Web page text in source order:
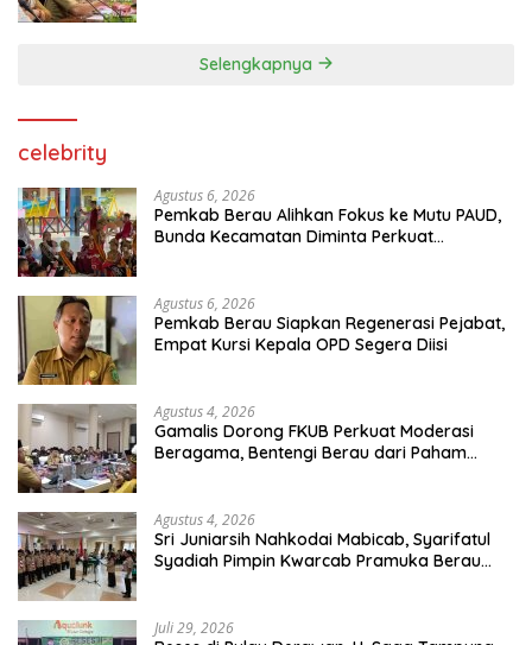
Selengkapnya
celebrity
Agustus 6, 2026
Pemkab Berau Alihkan Fokus ke Mutu PAUD,
Bunda Kecamatan Diminta Perkuat
Agustus 6, 2026
Pemkab Berau Siapkan Regenerasi Pejabat,
Empat Kursi Kepala OPD Segera Diisi
Agustus 4, 2026
Gamalis Dorong FKUB Perkuat Moderasi
Beragama, Bentengi Berau dari Paham
Agustus 4, 2026
Sri Juniarsih Nahkodai Mabicab, Syarifatul
Syadiah Pimpin Kwarcab Pramuka Berau
Juli 29, 2026